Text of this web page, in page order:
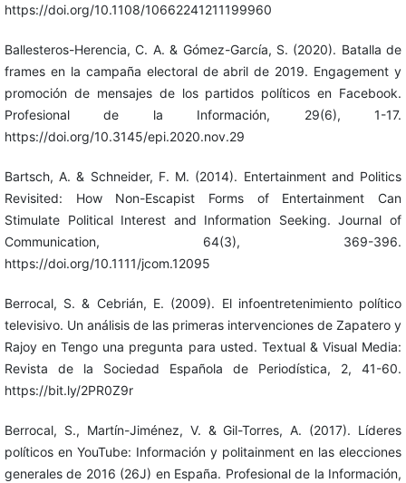
https://doi.org/10.1108/10662241211199960
Ballesteros-Herencia, C. A. & Gómez-García, S. (2020). Batalla de
frames en la campaña electoral de abril de 2019. Engagement y
promoción de mensajes de los partidos políticos en Facebook.
Profesional de la Información, 29(6), 1-17.
https://doi.org/10.3145/epi.2020.nov.29
Bartsch, A. & Schneider, F. M. (2014). Entertainment and Politics
Revisited: How Non-Escapist Forms of Entertainment Can
Stimulate Political Interest and Information Seeking. Journal of
Communication, 64(3), 369-396.
https://doi.org/10.1111/jcom.12095
Berrocal, S. & Cebrián, E. (2009). El infoentretenimiento político
televisivo. Un análisis de las primeras intervenciones de Zapatero y
Rajoy en Tengo una pregunta para usted. Textual & Visual Media:
Revista de la Sociedad Española de Periodística, 2, 41-60.
https://bit.ly/2PR0Z9r
Berrocal, S., Martín-Jiménez, V. & Gil-Torres, A. (2017). Líderes
políticos en YouTube: Información y politainment en las elecciones
generales de 2016 (26J) en España. Profesional de la Información,